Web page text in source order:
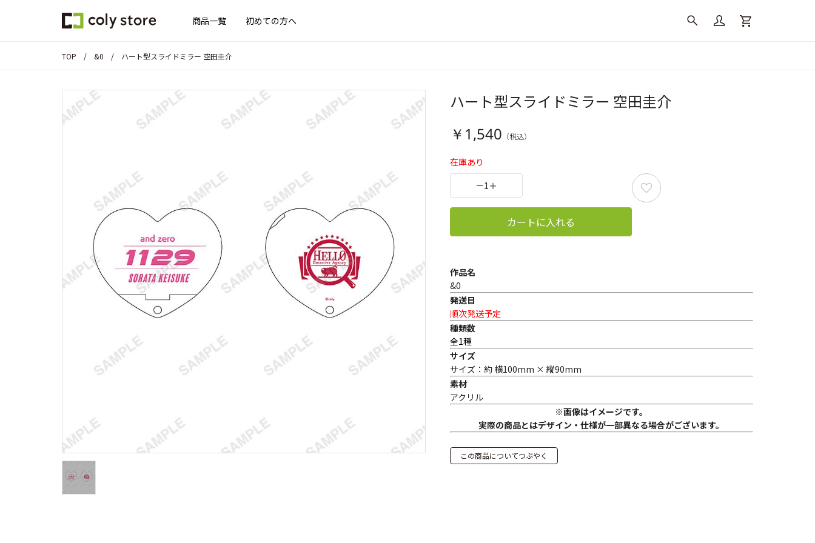
商品一覧 初めての方へ
TOP &0 ハート型スライドミラー 空田圭介
ハート型スライドミラー 空田圭介
￥1,540
在庫あり
－1＋
カートに入れる
作品名
&0
発送日
順次発送予定
種類数
全1種
サイズ
サイズ：約 横100mm × 縦90mm
素材
アクリル
※画像はイメージです。
実際の商品とはデザイン・仕様が一部異なる場合がございます。
この商品についてつぶやく